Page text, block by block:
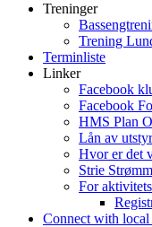
Treninger
Trening
Terminliste
Linker
Facebook
Facebook
HMS Plan
Lån av utstyr
Hvor er det
Strie
For
Connect with local